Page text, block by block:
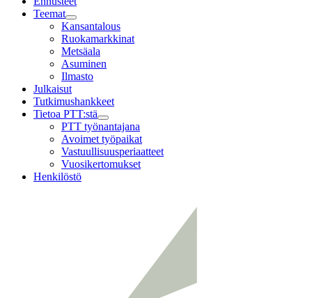
Teemat
Child
menu
Kansantalous
Ruokamarkkinat
Metsäala
Asuminen
Ilmasto
Julkaisut
Tutkimushankkeet
Tietoa PTT:stä
Child
menu
PTT työnantajana
Avoimet työpaikat
Vastuullisuusperiaatteet
Vuosikertomukset
Henkilöstö